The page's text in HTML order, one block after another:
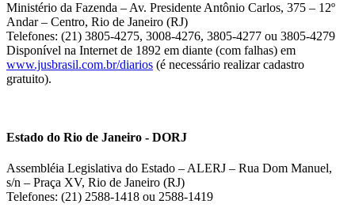
Ministério da Fazenda – Av. Presidente Antônio Carlos, 375 – 12º
Andar – Centro, Rio de Janeiro (RJ)
Telefones: (21) 3805-4275, 3008-4276, 3805-4277 ou 3805-4279
Disponível na Internet de 1892 em diante (com falhas) em
www.jusbrasil.com.br/diarios (é necessário realizar cadastro
gratuito).
Estado do Rio de Janeiro - DORJ
Assembléia Legislativa do Estado – ALERJ – Rua Dom Manuel,
s/n – Praça XV, Rio de Janeiro (RJ)
Telefones: (21) 2588-1418 ou 2588-1419